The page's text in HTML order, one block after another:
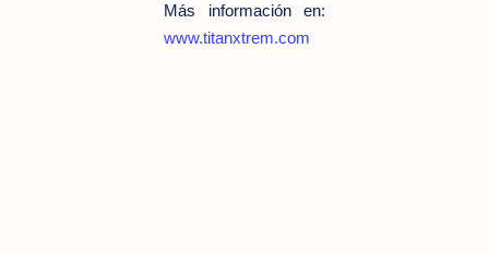
Más información en:
www.titanxtrem.com